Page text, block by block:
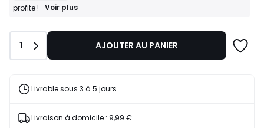
profite !
BONS
-25%
l’achat
articles
J'en
Voir plus
Quantité
1 AJOUTER AU PANIER
Livrable sous 3 à 5 jours.
Livraison à domicile : 9,99 €